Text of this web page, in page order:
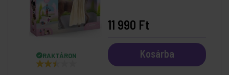
RAKTÁRON
11 990 Ft
Kosárba